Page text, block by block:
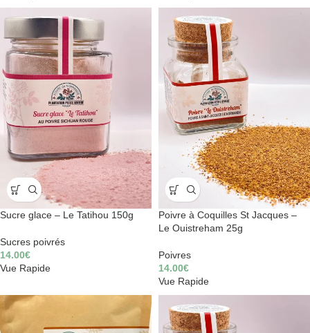
Sucre glace – Le Tatihou 150g
Sucres poivrés
14.00€
Vue Rapide
Poivre à Coquilles St Jacques –
Le Ouistreham 25g
Poivres
14.00€
Vue Rapide